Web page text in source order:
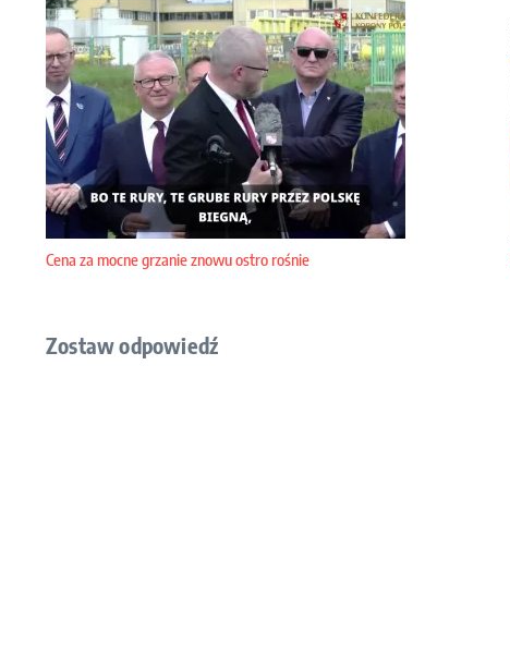
Cena za mocne grzanie znowu ostro rośnie
Zostaw odpowiedź